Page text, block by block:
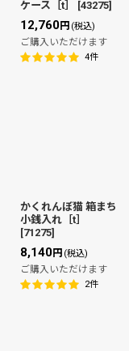
ケース［t］
[43275]
12,760円 (税込)
ご購入いただけます
4件
かくれんぼ猫 箱まち
小銭入れ［t］
[71275]
8,140円 (税込)
ご購入いただけます
2件